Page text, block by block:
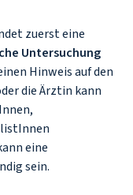
zuerst eine
Untersuchung
Hinweis auf den
die Ärztin kann
eine
sein.